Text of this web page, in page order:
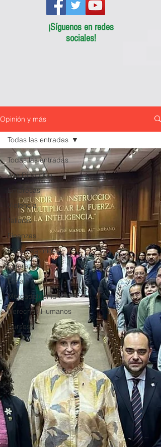
¡Síguenos en redes
sociales!
Opinión y más
Todas las entradas
Alta Dirección
Empresas
Violencia
Talleres
Finanzas
Conversatorios
Liderazgo
Ética
Mercadotecnia
Derechos Humanos
Cursos
Todas las entradas